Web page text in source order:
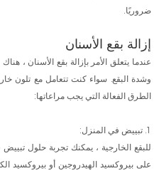
ضروريًا.
إزالة بقع الأسنان
عندما يتعلق الأمر بإزالة بقع الأسنان ،
وشدة البقع. سواء كنت تتعامل مع تلون
الطرق الفعالة التي يجب مراعاتها:
1. تبييض في المنزل:
للبقع الخارجية ، يمكنك تجربة حلول
على بيروكسيد الهيدروجين أو بيروكسيد